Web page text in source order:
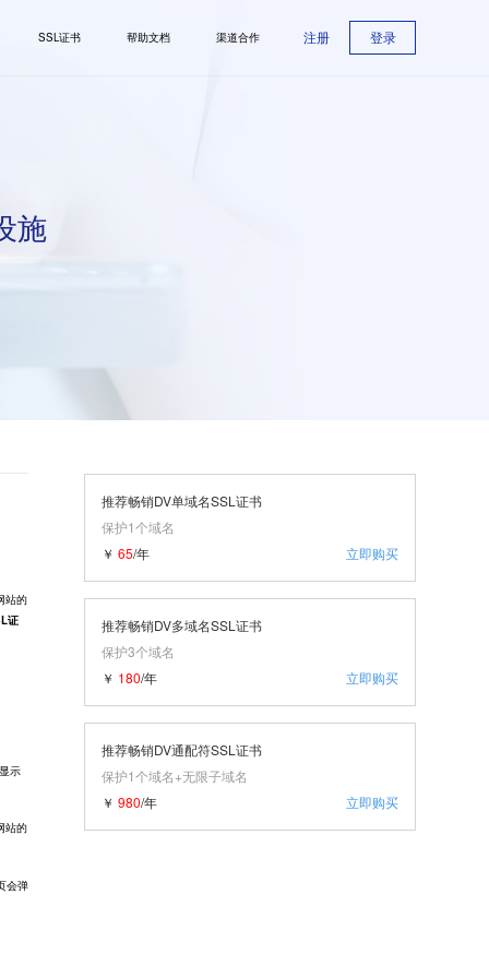
SSL证书 帮助文档 渠道合作 注册 登录
施
站的
证
示
站的
会弹
推荐畅销DV单域名SSL证书
保护1个域名
立即购买
￥ 65/年
推荐畅销DV多域名SSL证书
保护3个域名
立即购买
￥ 180/年
推荐畅销DV通配符SSL证书
保护1个域名+无限子域名
立即购买
￥ 980/年